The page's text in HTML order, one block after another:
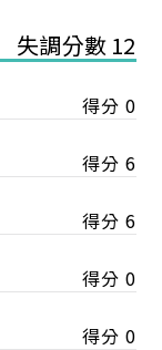
失調分數 12
得分 0
得分 6
得分 6
得分 0
得分 0